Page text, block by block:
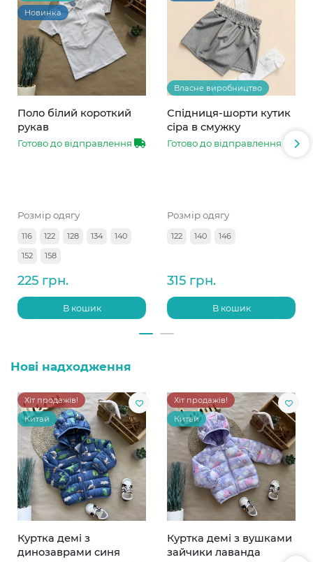
Новинка
Поло білий короткий
рукав
Готово до відправлення
Розмір одягу
116 122 128 134
140
152
158
225 грн.
В кошик
Власне виробництво
Спідниця-шорти кутик
сіра в смужку
Готово до відправлення
Розмір одягу
122 140 146
315 грн.
В кошик
Нові надходження
Хіт продажів!
Китай
Куртка демі з
динозаврами синя
Хіт продажів!
Китай
Куртка демі з вушками
зайчики лаванда